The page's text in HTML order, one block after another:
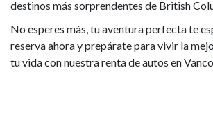
destinos más sorprendentes de British
No esperes más, tu aventura perfecta te
reserva ahora y prepárate para vivir la
tu vida con nuestra renta de autos en